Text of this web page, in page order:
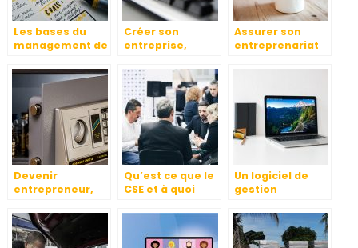
Les bases du
management de
Créer son
entreprise,
Assurer son
entreprenariat
Devenir
entrepreneur,
passe
réellement ?
Qu’est ce que le
CSE et à quoi
Un logiciel de
gestion
quoi est-ce utile
?